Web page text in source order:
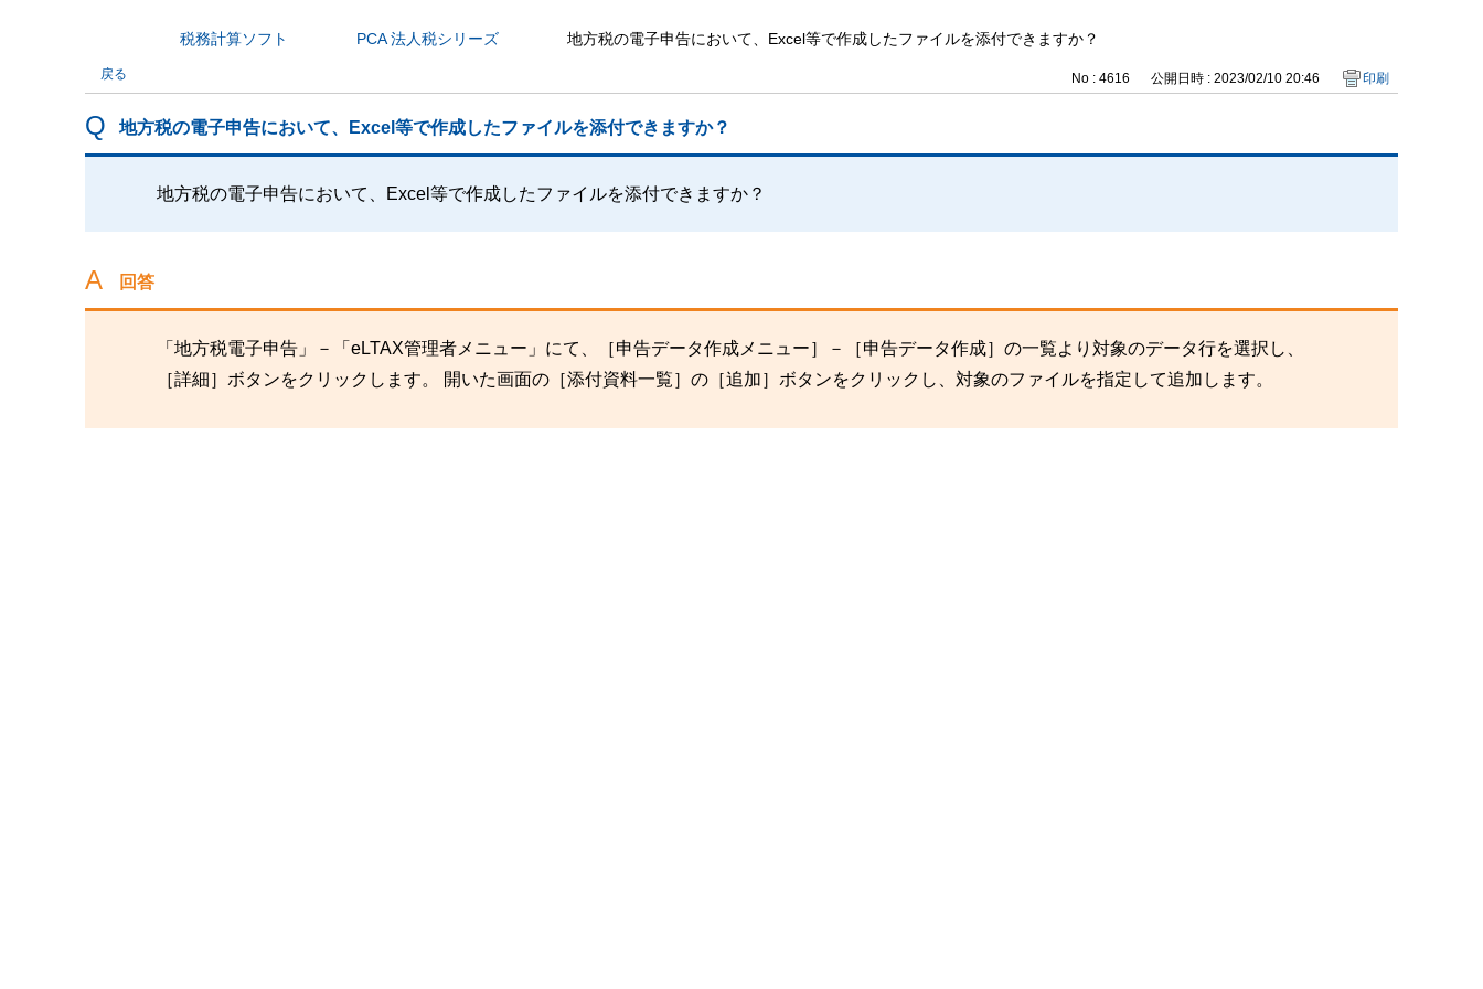
カテゴリから探す
税務計算ソフト PCA 法人税シリーズ 地方税の電子申告において、Excel等で作成したファイルを添付できますか？
戻る No : 4616 公開日時 : 2023/02/10 20:46 印刷
地方税の電子申告において、Excel等で作成したファイルを添付できますか？
地方税の電子申告において、Excel等で作成したファイルを添付できますか？
回答
「地方税電子申告」－「eLTAX管理者メニュー」にて、［申告データ作成メニュー］－［申告データ作成］の一覧より対象のデータ行を選択し、
［詳細］ボタンをクリックします。 開いた画面の［添付資料一覧］の［追加］ボタンをクリックし、対象のファイルを指定して追加します。